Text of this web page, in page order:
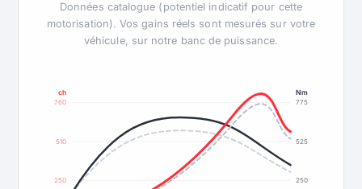
Données catalogue (potentiel indicatif pour cette
motorisation). Vos gains réels sont mesurés sur votre
véhicule, sur notre banc de puissance.
250
510
760
250
525
775
ch Nm